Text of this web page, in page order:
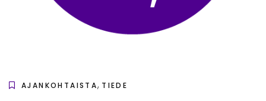
AJANKOHTAISTA, TIEDE